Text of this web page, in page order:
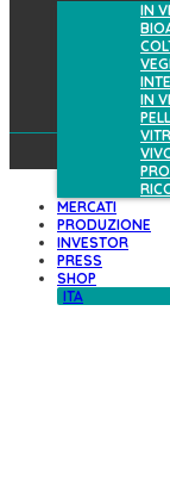
IN
IN
MERCATI
PRODUZIONE
INVESTOR
PRESS
SHOP
ITA
AREA